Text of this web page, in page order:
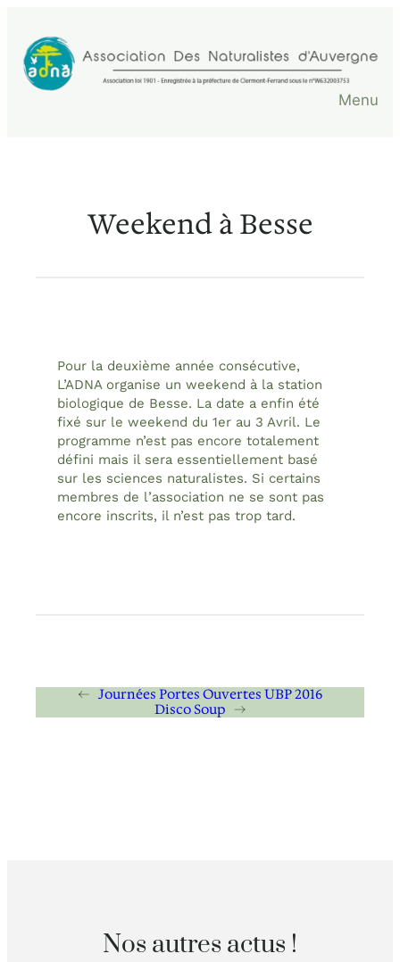
contenu
Menu
Weekend à Besse
Pour la deuxième année consécutive,
L’ADNA organise un weekend à la station
biologique de Besse. La date a enfin été
fixé sur le weekend du 1er au 3 Avril. Le
programme n’est pas encore totalement
défini mais il sera essentiellement basé
sur les sciences naturalistes. Si certains
membres de l’association ne se sont pas
encore inscrits, il n’est pas trop tard.
← Journées Portes Ouvertes UBP 2016
Disco Soup →
Nos autres actus !